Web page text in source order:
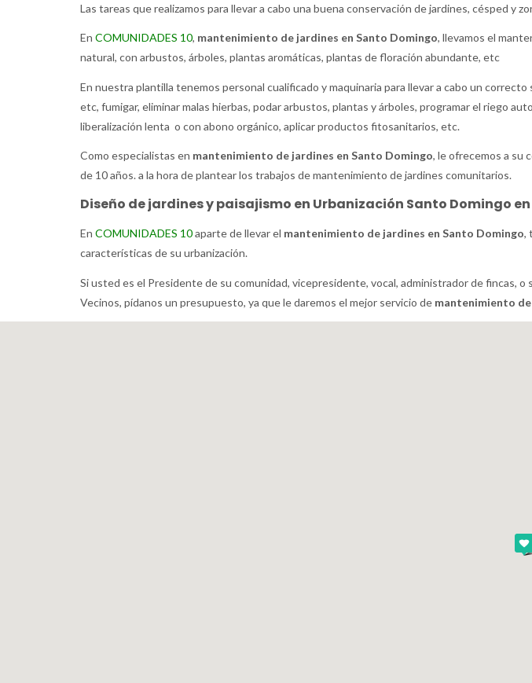
Las tareas que realizamos para llevar a cabo una buena conservación de jardines, césped y
En COMUNIDADES 10, mantenimiento de jardines en Santo Domingo, llevamos el
natural, con arbustos, árboles, plantas aromáticas, plantas de floración abundante, etc
En nuestra plantilla tenemos personal cualificado y maquinaria para llevar a cabo un
etc, fumigar, eliminar malas hierbas, podar arbustos, plantas y árboles, programar el riego
liberalización lenta o con abono orgánico, aplicar productos fitosanitarios, etc.
Como especialistas en mantenimiento de jardines en Santo Domingo, le ofrecemos a su
de 10 años. a la hora de plantear los trabajos de mantenimiento de jardines comunitarios.
Diseño de jardines y paisajismo en Urbanización Santo Domingo
En COMUNIDADES 10aparte de llevar el mantenimiento de jardines en Santo Domingo,
características de su urbanización.
Si usted es el Presidente de su comunidad, vicepresidente, vocal, administrador de fincas,
Vecinos, pídanos un presupuesto, ya que le daremos el mejor servicio de mantenimiento